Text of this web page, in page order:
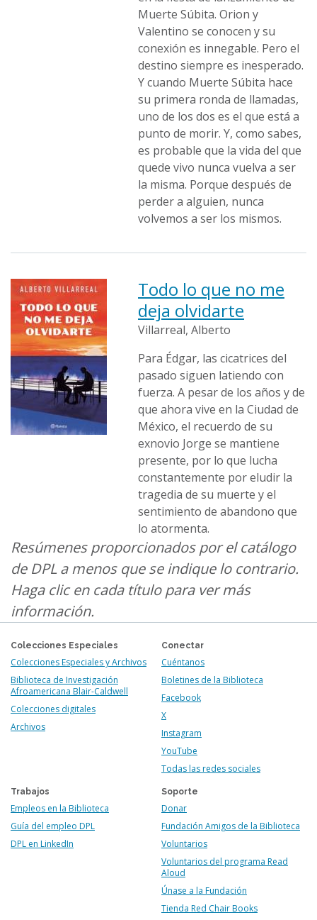
Muerte Súbita. Orion y
Valentino se conocen y su
conexión es innegable. Pero el
destino siempre es inesperado.
Y cuando Muerte Súbita hace
su primera ronda de llamadas,
uno de los dos es el que está a
punto de morir. Y, como sabes,
es probable que la vida del que
quede vivo nunca vuelva a ser
la misma. Porque después de
perder a alguien, nunca
volvemos a ser los mismos.
Todo lo que no me
deja olvidarte
Villarreal, Alberto
Para Édgar, las cicatrices del
pasado siguen latiendo con
fuerza. A pesar de los años y de
que ahora vive en la Ciudad de
México, el recuerdo de su
exnovio Jorge se mantiene
presente, por lo que lucha
constantemente por eludir la
tragedia de su muerte y el
sentimiento de abandono que
lo atormenta.
Resúmenes proporcionados por el catálogo
de DPL a menos que se indique lo contrario.
Haga clic en cada título para ver más
información.
Colecciones Especiales
Colecciones Especiales y Archivos
Biblioteca de Investigación
Afroamericana Blair-Caldwell
Colecciones digitales
Archivos
Conectar
Cuéntanos
Boletines de la Biblioteca
Facebook
X
Instagram
YouTube
Todas las redes sociales
Trabajos
Empleos en la Biblioteca
Guía del empleo DPL
DPL en LinkedIn
Soporte
Donar
Fundación Amigos de la Biblioteca
Voluntarios
Voluntarios del programa Read
Aloud
Únase a la Fundación
Tienda Red Chair Books